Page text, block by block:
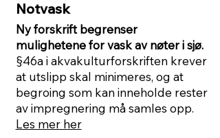
Notvask
Ny forskrift begrenser
mulighetene for vask av nøter i sjø.
§46a i akvakulturforskriften krever
at utslipp skal minimeres, og at
begroing som kan inneholde rester
av impregnering må samles opp.
Les mer her